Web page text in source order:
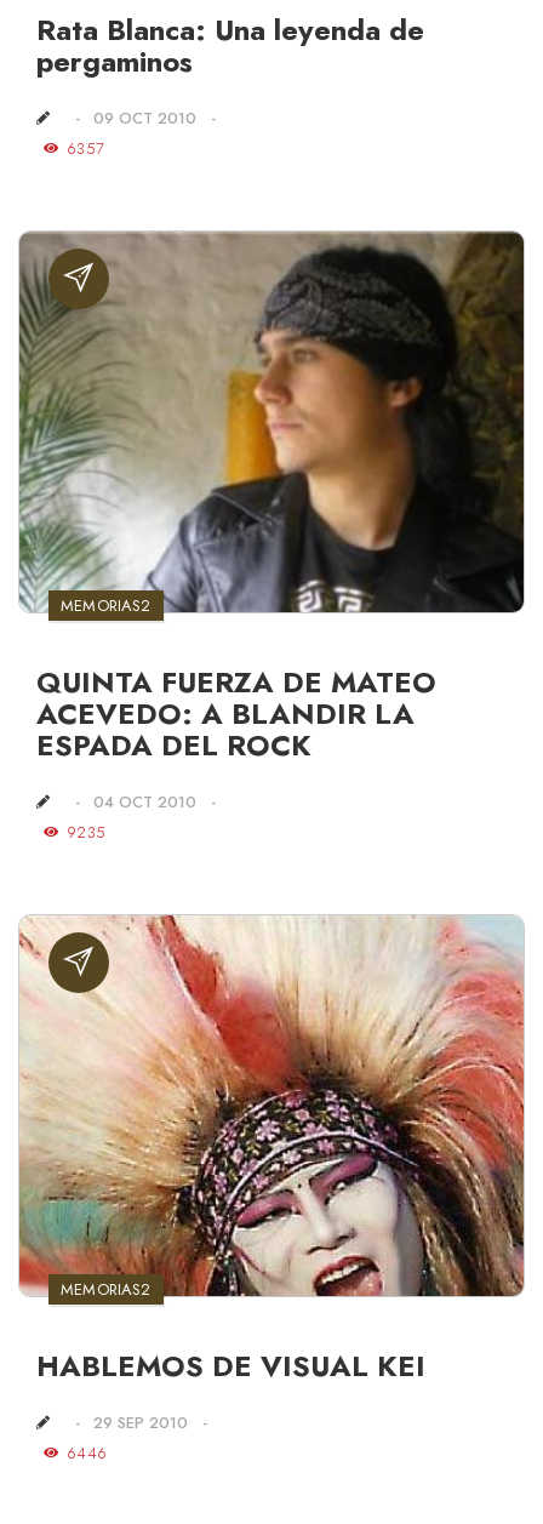
Rata Blanca: Una leyenda de
pergaminos
09 OCT 2010
6357
MEMORIAS2
QUINTA FUERZA DE MATEO
ACEVEDO: A BLANDIR LA
ESPADA DEL ROCK
04 OCT 2010
9235
MEMORIAS2
HABLEMOS DE VISUAL KEI
29 SEP 2010
6446